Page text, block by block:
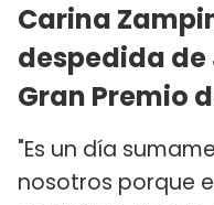
Carina
despedida de
Gran Premio
"Es un día
nosotros porque